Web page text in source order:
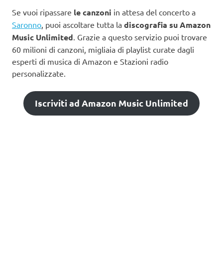
Se vuoi ripassare le canzoni in attesa del concerto a
Saronno , puoi ascoltare tutta la discografia su Amazon
Music Unlimited . Grazie a questo servizio puoi trovare
60 milioni di canzoni, migliaia di playlist curate dagli
esperti di musica di Amazon e Stazioni radio
personalizzate.
Iscriviti ad Amazon Music Unlimited